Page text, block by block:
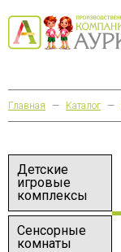
Главная — Каталог —
Детские
игровые
комплексы
Сенсорные
комнаты